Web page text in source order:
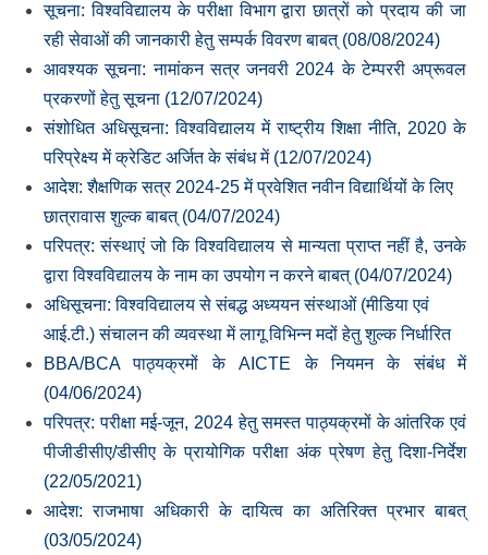
सूचना: विश्‍वविद्यालय के परीक्षा विभाग द्वारा छात्रों को प्रदाय की जा
रही सेवाओं की जानकारी हेतु सम्‍पर्क विवरण बाबत् (08/08/2024)
आवश्‍यक सूचना: नामांकन सत्र जनवरी 2024 के टेम्पररी अप्रूवल
प्रकरणों हेतु सूचना (12/07/2024)
संशोधित अधिसूचना: विश्‍वविद्यालय में राष्‍ट्रीय शिक्षा नीति, 2020 के
परिप्रेक्ष्‍य में क्रेडिट अर्जित के संबंध में (12/07/2024)
आदेश: शैक्षणिक सत्र 2024-25 में प्रवेशित नवीन विद्यार्थियों के लिए
छात्रावास शुल्‍क बाबत् (04/07/2024)
परिपत्र: संस्‍थाएं जो कि विश्‍वविद्यालय से मान्‍यता प्राप्‍त नहीं है, उनके
द्वारा विश्‍वविद्यालय के नाम का उपयोग न करने बाबत् (04/07/2024)
अधिसूचना: विश्‍वविद्यालय से संबद्ध अध्‍ययन संस्‍थाओं (मीडिया एवं
आई.टी.) संचालन की व्‍यवस्‍था में लागू विभिन्‍न मदों हेतु शुल्‍क निर्धारित
BBA/BCA पाठ्यक्रमों के AICTE के नियमन के संबंध में
(04/06/2024)
परिपत्र: परीक्षा मई-जून, 2024 हेतु समस्‍त पाठ्यक्रमों के आंतरिक एवं
पीजीडीसीए/डीसीए के प्रायोगिक परीक्षा अंक प्रेषण हेतु दिशा-निर्देश
(22/05/2021)
आदेश: राजभाषा अधिकारी के दायित्‍व का अतिरिक्‍त प्रभार बाबत्
(03/05/2024)